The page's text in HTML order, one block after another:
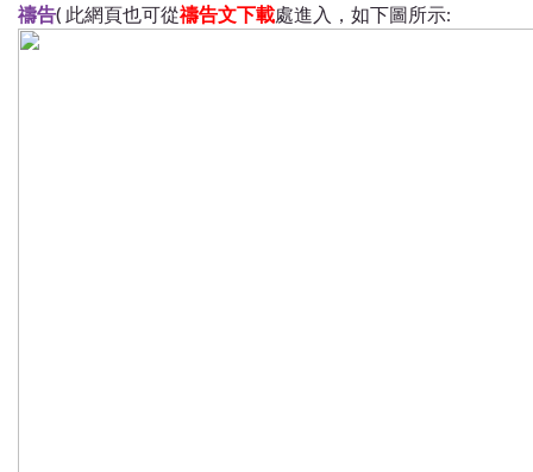
禱告( 此網頁也可從禱告文下載處進入，如下圖所示: